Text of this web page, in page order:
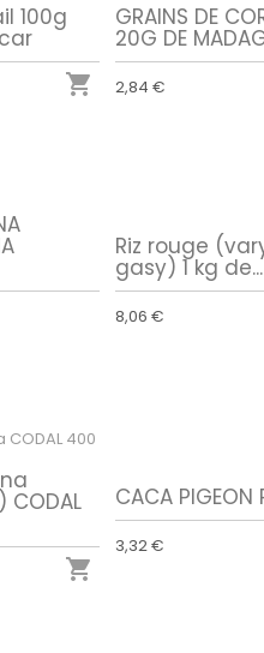
100g

GRAINS DE
20G DE
2,84 €
Riz rouge
gasy) 1 kg de...
8,06 €

CACA PIGEON
3,32 €